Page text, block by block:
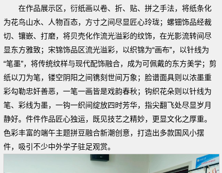
在作品展示区，衍纸画以卷、折、贴、拼之手法，将纸条化
为花鸟山水、人物百态，方寸之间尽显匠心玲珑；螺钿饰品经裁
切、镶嵌、打磨，将贝壳化作流光溢彩的纹饰，在光影流转间尽
显东方雅致；宋锦饰品区流光溢彩，以织锦为“画布”，以针线为
“笔墨”，将传统纹样与现代配饰融合，成为可佩戴的东方美学；剪
纸以刀为笔，镂空阴阳之间镌刻世间万象；脸谱面具则以浓墨重
彩勾勒忠奸善恶，一笔一画皆是戏韵春秋；钩织花朵则以针线为
笔、彩线为墨，一钩一织间绽放四时芳华，指尖翻飞处尽显岁月
静好。件件作品匠心独运，既见技艺之精妙，更显文化之厚重。
色彩丰富的端午主题拼豆融合新潮创意，打造出多款国风小摆
件，吸引不少中外学子驻足观赏。